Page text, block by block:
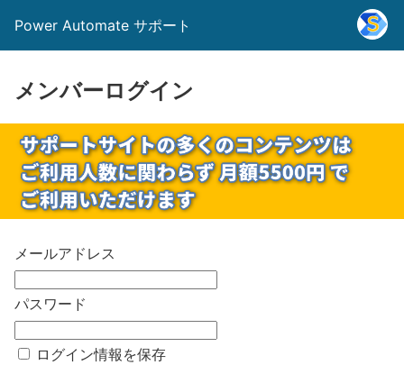
Power Automate サポート
メンバーログイン
メールアドレス
パスワード
ログイン情報を保存